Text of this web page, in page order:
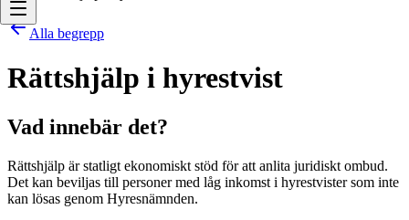
Alla begrepp
Rättshjälp i hyrestvist
Vad innebär det?
Rättshjälp är statligt ekonomiskt stöd för att anlita juridiskt ombud.
Det kan beviljas till personer med låg inkomst i hyrestvister som inte
kan lösas genom Hyresnämnden.